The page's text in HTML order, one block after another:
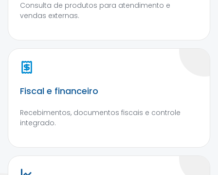
Consulta de produtos para atendimento e
vendas externas.
Fiscal e financeiro
Recebimentos, documentos fiscais e controle
integrado.